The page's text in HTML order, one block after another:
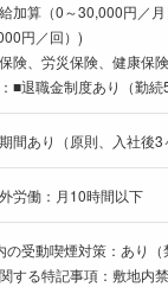
加算（0～30,000円／
円／回）)
険、労災保険、健康保
■退職金制度あり（勤続
間あり（原則、入社後3
労働：月10時間以下
の受動喫煙対策：あり
する特記事項：敷地内